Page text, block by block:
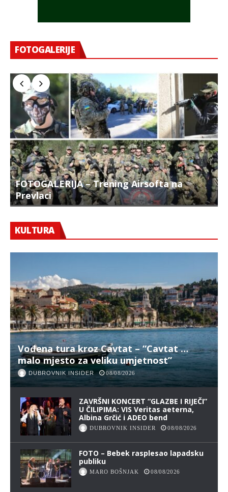
FOTOGALERIJE
FOTOGALERIJA – Trening Airsofta na
Prevlaci
KULTURA
Vođena tura kroz Cavtat – “Cavtat …
malo mjesto za veliku umjetnost”
DUBROVNIK INSIDER 08/08/2026
ZAVRŠNI KONCERT “GLAZBE I RIJEČI”
U ČILIPIMA: VIS Veritas aeterna,
Albina Grčić i ADEO bend
DUBROVNIK INSIDER 08/08/2026
FOTO – Bebek rasplesao lapadsku
publiku
MARO BOŠNJAK 08/08/2026